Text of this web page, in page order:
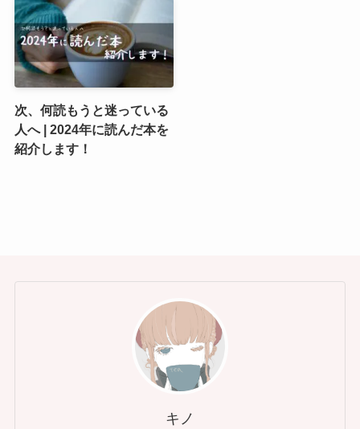
次、何読もうと迷っている
人へ | 2024年に読んだ本を
紹介します！
キノ